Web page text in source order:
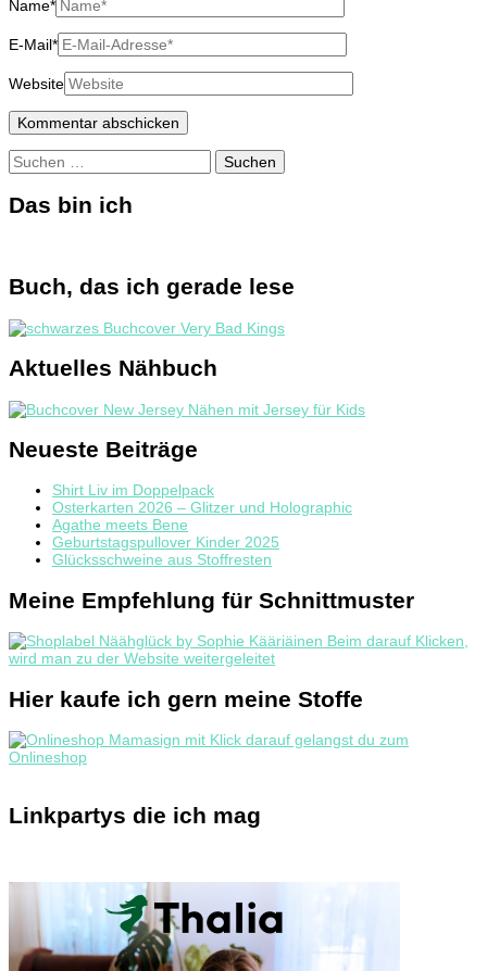
Name*
E-Mail*
Website
Suchen
nach:
Das bin ich
Buch, das ich gerade lese
Aktuelles Nähbuch
Neueste Beiträge
Shirt Liv im Doppelpack
Osterkarten 2026 – Glitzer und Holographic
Agathe meets Bene
Geburtstagspullover Kinder 2025
Glücksschweine aus Stoffresten
Meine Empfehlung für Schnittmuster
Hier kaufe ich gern meine Stoffe
Linkpartys die ich mag